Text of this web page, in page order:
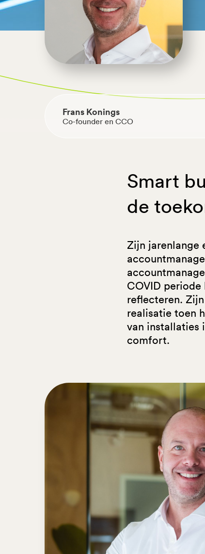
Terug naar overzicht
Frans Konings
Co-founder en CCO
Smart
de
Zijn jarenlange
COVID
reflecteren.
realisatie toen
van installaties
comfort.